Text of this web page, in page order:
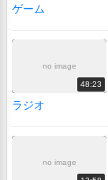
ゲーム
no image
48:23
ラジオ
no image